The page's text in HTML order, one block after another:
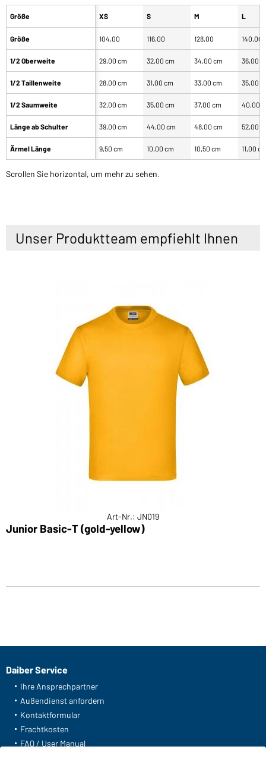
Größe
Größe
1/2 Oberweite
1/2 Taillenweite
1/2 Saumweite
Länge ab Schulter
Ärmel Länge
XS S M L
104,00 116,00 128,00 140,00
29,00 cm 32,00 cm 34,00 cm 36,00
28,00 cm 31,00 cm 33,00 cm 35,00
32,00 cm 35,00 cm 37,00 cm 40,00
39,00 cm 44,00 cm 48,00 cm 52,00
9,50 cm 10,00 cm 10,50 cm 11,00
Scrollen Sie horizontal, um mehr zu sehen.
Unser Produktteam empfiehlt Ihnen
Art-Nr.: JN019
Junior Basic-T (gold-yellow)
Daiber Service
Ihre Ansprechpartner
Außendienst anfordern
Kontaktformular
Frachtkosten
FAQ / User Manual